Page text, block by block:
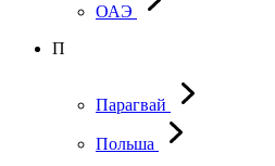
ОАЭ
П
Парагвай
Польша